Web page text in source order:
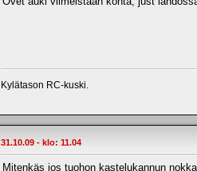
Kylätason RC-kuski.
31.10.09 - klo: 11.04
Mitenkäs jos tuohon kastelukannun